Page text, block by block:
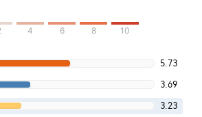
4 6 8 10
5.73
3.69
3.23